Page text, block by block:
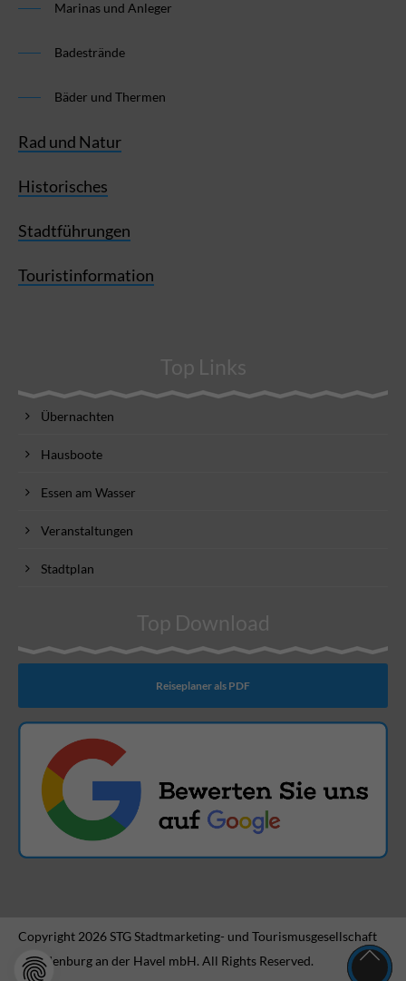
Marinas und Anleger
Badestrände
Bäder und Thermen
Rad und Natur
Historisches
Stadtführungen
Touristinformation
Top Links
Übernachten
Hausboote
Essen am Wasser
Veranstaltungen
Stadtplan
Top Download
Reiseplaner als PDF
Copyright 2026 STG Stadtmarketing- und Tourismusgesellschaft
Brandenburg an der Havel mbH. All Rights Reserved.